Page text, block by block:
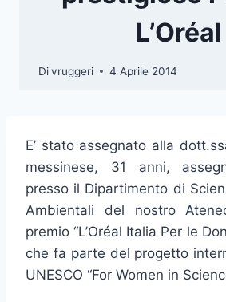
L’Oréal
Divruggeri 4 Aprile 2014
E’ stato assegnato alla
messinese, 31 anni,
presso il Dipartimento di
Ambientali del nostro
premio “L’Oréal Italia Per le
che fa parte del progetto
UNESCO “For Women in